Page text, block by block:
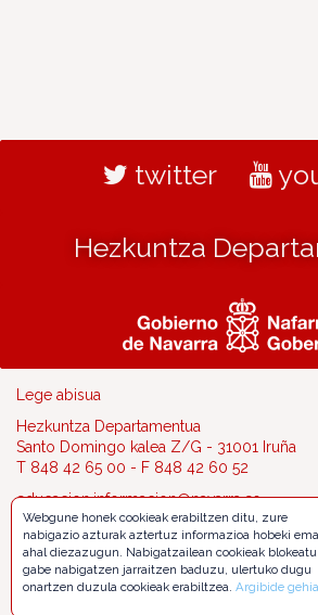
twitter
Hezkuntza
Lege abisua
Hezkuntza Departamentua
Santo Domingo kalea Z/G - 31001 Iruña
T 848 42 65 00 - F 848 42 60 52
educacion.informacion@navarra.es
Webgune honek cookieak erabiltzen ditu, zure
nabigazio azturak aztertuz informazioa hobeki
ahal diezazugun. Nabigatzailean cookieak blokeatu
gabe nabigatzen jarraitzen baduzu, ulertuko dugu
onartzen duzula cookieak erabiltzea. Argibide